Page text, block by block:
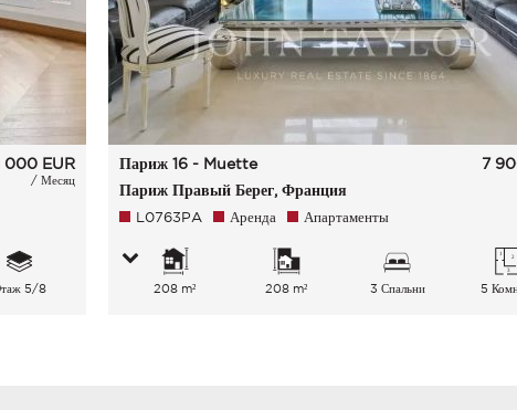
000 EUR
/ Месяц
5/8
Париж 16 - Muette
Париж Правый Берег, Франция
7
L0763PA Аренда Апартаменты
208 m² 208 m² 3 Спальни 5